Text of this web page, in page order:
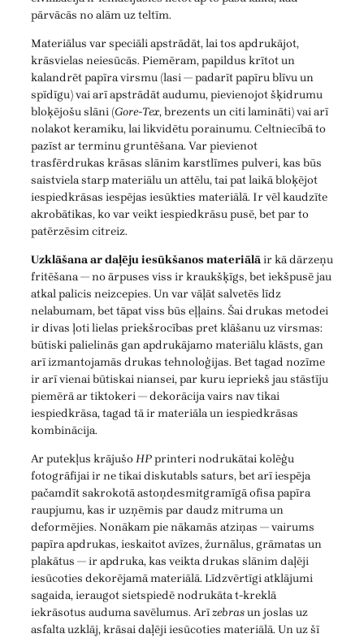
pārvācās no alām uz teltīm.
Materiālus var speciāli apstrādāt, lai tos apdrukājot,
krāsvielas neiesūcās. Piemēram, papildus krītot un
kalandrēt papīra virsmu (lasi — padarīt papīru blīvu un
spīdīgu) vai arī apstrādāt audumu, pievienojot šķidrumu
bloķējošu slāni (Gore-Tex, brezents un citi lamināti) vai arī
nolakot keramiku, lai likvidētu porainumu. Celtniecībā to
pazīst ar terminu gruntēšana. Var pievienot
trasfērdrukas krāsas slānim karstlīmes pulveri, kas būs
saistviela starp materiālu un attēlu, tai pat laikā bloķējot
iespiedkrāsas iespējas iesūkties materiālā. Ir vēl kaudzīte
akrobātikas, ko var veikt iespiedkrāsu pusē, bet par to
patērzēsim citreiz.
Uzklāšana ar daļēju iesūkšanos materiālāir kā dārzeņu
fritēšana — no ārpuses viss ir kraukšķīgs, bet iekšpusē jau
atkal palicis neizcepies. Un var vāļāt salvetēs līdz
nelabumam, bet tāpat viss būs eļļains. Šai drukas metodei
ir divas ļoti lielas priekšrocības pret klāšanu uz virsmas:
būtiski palielinās gan apdrukājamo materiālu klāsts, gan
arī izmantojamās drukas tehnoloģijas. Bet tagad nozīme
ir arī vienai būtiskai niansei, par kuru iepriekš jau stāstīju
piemērā ar tiktokeri — dekorācija vairs nav tikai
iespiedkrāsa, tagad tā ir materiāla un iespiedkrāsas
kombinācija.
Ar putekļus krājušoHPprinteri nodrukātai kolēģu
fotogrāfijai ir ne tikai diskutabls saturs, bet arī iespēja
pačamdīt sakrokotā astoņdesmitgramīgā ofisa papīra
raupjumu, kas ir uzņēmis par daudz mitruma un
deformējies. Nonākam pie nākamās atziņas — vairums
papīra apdrukas, ieskaitot avīzes, žurnālus, grāmatas un
plakātus — ir apdruka, kas veikta drukas slānim daļēji
iesūcoties dekorējamā materiālā. Līdzvērtīgi atklājumi
sagaida, ieraugot sietspiedē nodrukāta t-kreklā
iekrāsotus auduma savēlumus. Arīzebrasun joslas uz
asfalta uzklāj, krāsai daļēji iesūcoties materiālā. Un uz šī